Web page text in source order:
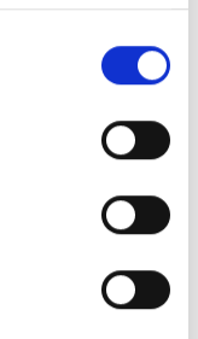
de la Loire